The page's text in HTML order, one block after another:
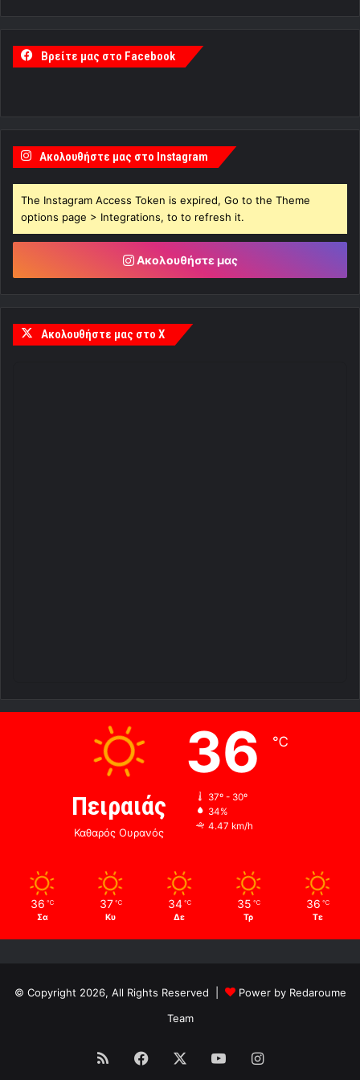
Βρείτε μας στο Facebook
Ακολουθήστε μας στο Instagram
The Instagram Access Token is expired, Go to the Theme
options page > Integrations, to to refresh it.
Ακολουθήστε μας
Ακολουθήστε μας στο X
Πειραιάς
Καθαρός Ουρανός
36 ℃
37º - 30º
34%
4.47 km/h
36 ℃
Σα
37 ℃
Κυ
34 ℃
Δε
35 ℃
Τρ
36 ℃
Τε
© Copyright 2026, All Rights Reserved |
Power by Redaroume
Team
RSS Facebook YouTubeInstagram